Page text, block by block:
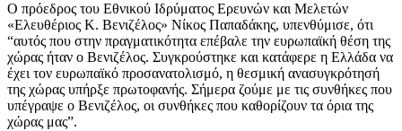
Ο πρόεδρος του Εθνικού Ιδρύματος Ερευνών και Μελετών
«Ελευθέριος Κ. Βενιζέλος» Νίκος Παπαδάκης, υπενθύμισε, ότι
“αυτός που στην πραγματικότητα επέβαλε την ευρωπαϊκή θέση της
χώρας ήταν ο Βενιζέλος. Συγκρούστηκε και κατάφερε η Ελλάδα να
έχει τον ευρωπαϊκό προσανατολισμό, η θεσμική ανασυγκρότησή
της χώρας υπήρξε πρωτοφανής. Σήμερα ζούμε με τις συνθήκες που
υπέγραψε ο Βενιζέλος, οι συνθήκες που καθορίζουν τα όρια της
χώρας μας”.